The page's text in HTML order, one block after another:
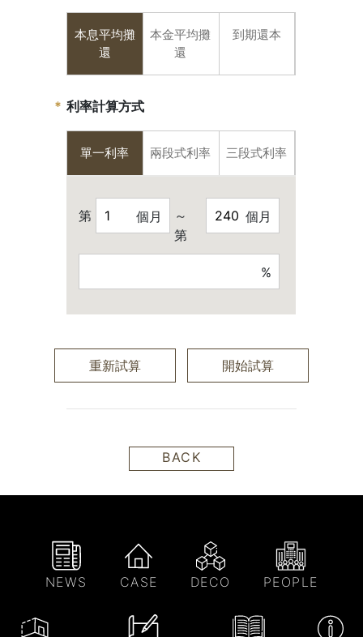
本息平均攤
還
本金平均攤
還
到期還本
利率計算方式
單一利率 兩段式利率 三段式利率
第 個月
～
第
個月
%
重新試算 開始試算
BACK
NEWS CASE DECO PEOPLE